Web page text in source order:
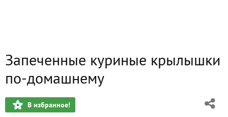
Запеченные куриные крылышки
по-домашнему
В избранное!